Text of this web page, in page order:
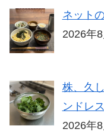
ネット
2026年
株、久
ンドレス
2026年